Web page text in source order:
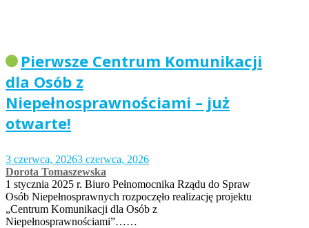
Pierwsze Centrum Komunikacji
dla Osób z
Niepełnosprawnościami – już
otwarte!
3 czerwca, 20263 czerwca, 2026
Dorota Tomaszewska
1 stycznia 2025 r. Biuro Pełnomocnika Rządu do Spraw
Osób Niepełnosprawnych rozpoczęło realizację projektu
„Centrum Komunikacji dla Osób z
Niepełnosprawnościami”……